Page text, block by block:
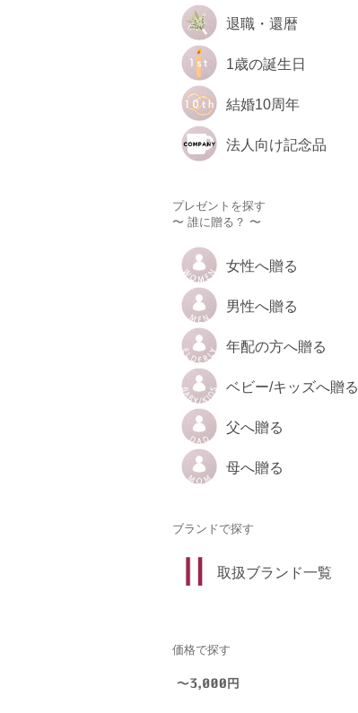
退職・還暦
1歳の誕生日
結婚10周年
法人向け記念品
プレゼントを探す
〜 誰に贈る？ 〜
女性へ贈る
男性へ贈る
年配の方へ贈る
ベビー/キッズへ贈る
父へ贈る
母へ贈る
ブランドで探す
取扱ブランド一覧
価格で探す